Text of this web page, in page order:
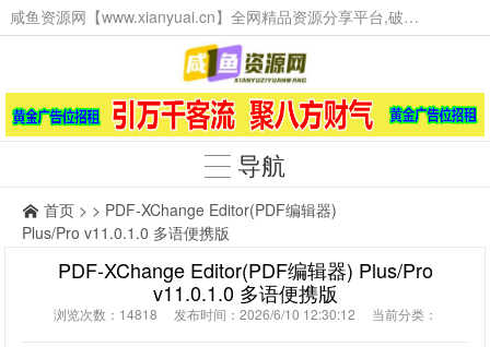
咸鱼资源网【www.xianyuai.cn】全网精品资源分享平台,破解软件,技术源码,火爆项目,工具辅助,这里无所不有。
导航
首页 > > PDF-XChange Editor(PDF编辑器)
Plus/Pro v11.0.1.0 多语便携版
PDF-XChange Editor(PDF编辑器) Plus/Pro
v11.0.1.0 多语便携版
浏览次数：14818 发布时间：2026/6/10 12:30:12 当前分类：